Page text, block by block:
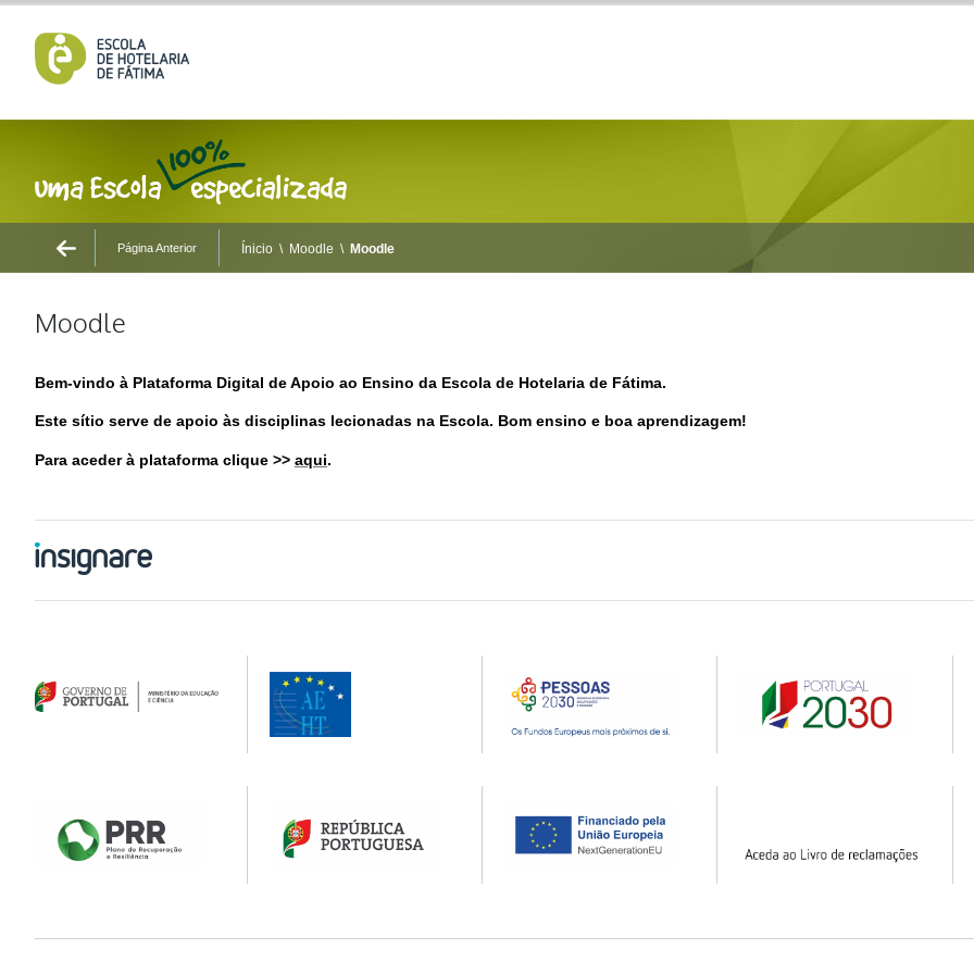
Página Anterior Ínicio \ Moodle \ Moodle
Moodle
Bem-vindo à Plataforma Digital de Apoio ao Ensino da Escola de Hotelaria de Fátima.
Este sítio serve de apoio às disciplinas lecionadas na Escola. Bom ensino e boa aprendizagem!
Para aceder à plataforma clique >> aqui.